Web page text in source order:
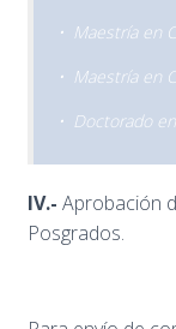
• Maestría en
• Maestría en
• Doctorado
IV.- Aprobación
Posgrados.